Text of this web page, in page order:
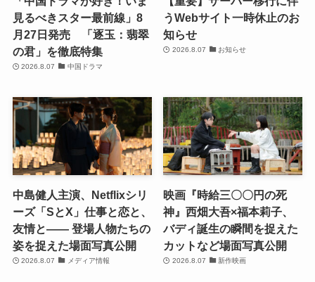
見るべきスター最前線」8
月27日発売 「逐玉：翡翠
の君」を徹底特集
2026.8.07 中国ドラマ
うWebサイト一時休止のお
知らせ
2026.8.07 お知らせ
中島健人主演、Netflixシリ
ーズ「SとX」仕事と恋と、
友情と―― 登場人物たちの
姿を捉えた場面写真公開
2026.8.07 メディア情報
映画『時給三〇〇円の死
神』西畑大吾×福本莉子、
バディ誕生の瞬間を捉えた
カットなど場面写真公開
2026.8.07 新作映画